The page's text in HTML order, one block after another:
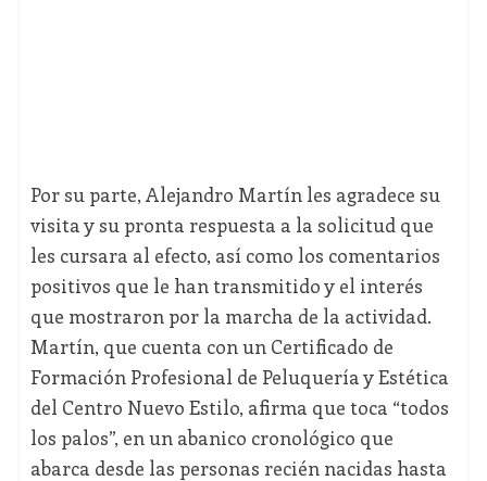
Por su parte, Alejandro Martín les agradece su
visita y su pronta respuesta a la solicitud que
les cursara al efecto, así como los comentarios
positivos que le han transmitido y el interés
que mostraron por la marcha de la actividad.
Martín, que cuenta con un Certificado de
Formación Profesional de Peluquería y Estética
del Centro Nuevo Estilo, afirma que toca “todos
los palos”, en un abanico cronológico que
abarca desde las personas recién nacidas hasta